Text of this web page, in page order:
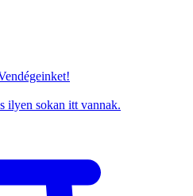
ilyen sokan itt vannak.